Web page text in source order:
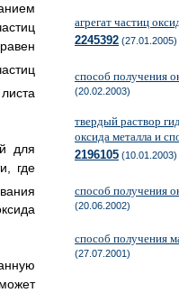
для
где
агрегат частиц
2245392 (27.01.2005)
способ получения
(20.02.2003)
твердый раствор
оксида металла и
2196105 (10.01.2003)
способ получения
(20.06.2002)
способ получения
(27.07.2001)